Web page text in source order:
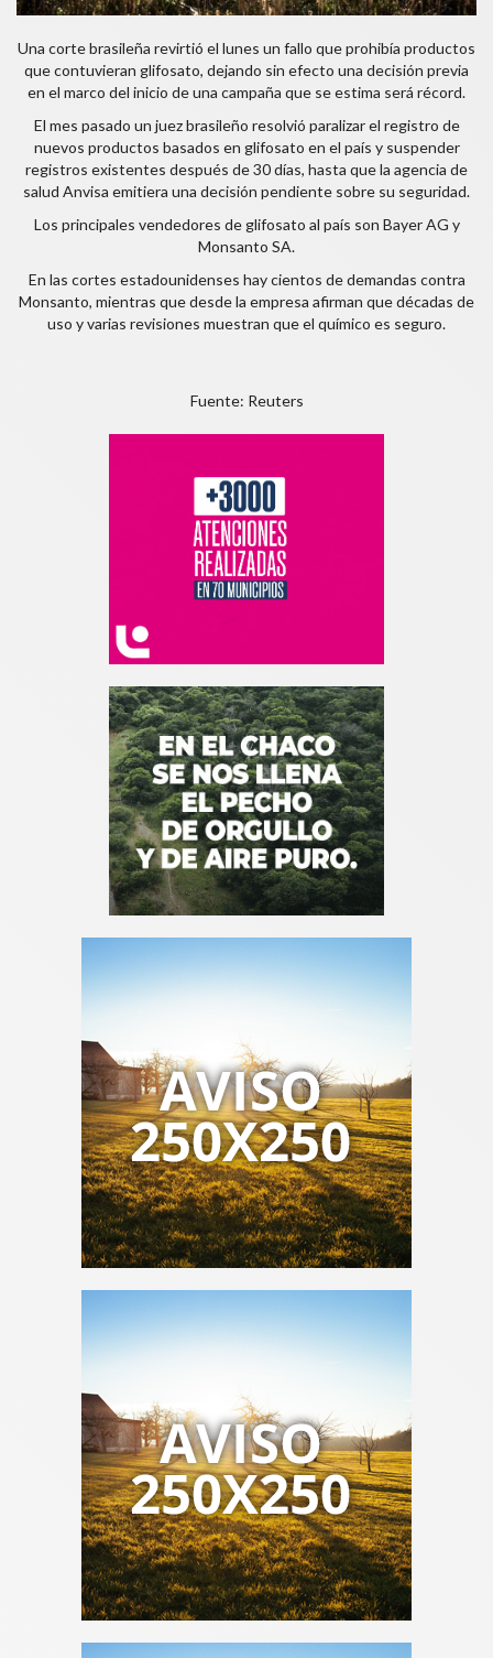
Una corte brasileña revirtió el lunes un fallo que prohibía productos
que contuvieran glifosato, dejando sin efecto una decisión previa
en el marco del inicio de una campaña que se estima será récord.
El mes pasado un juez brasileño resolvió paralizar el registro de
nuevos productos basados en glifosato en el país y suspender
registros existentes después de 30 días, hasta que la agencia de
salud Anvisa emitiera una decisión pendiente sobre su seguridad.
Los principales vendedores de glifosato al país son Bayer AG y
Monsanto SA.
En las cortes estadounidenses hay cientos de demandas contra
Monsanto, mientras que desde la empresa afirman que décadas de
uso y varias revisiones muestran que el químico es seguro.
Fuente: Reuters